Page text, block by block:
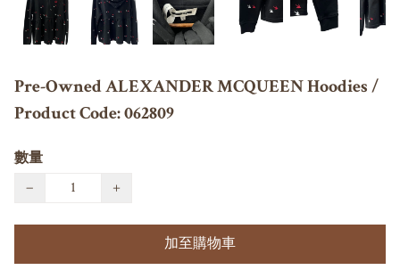
Pre-Owned ALEXANDER MCQUEEN Hoodies /
Product Code: 062809
數量
−
+
加至購物車